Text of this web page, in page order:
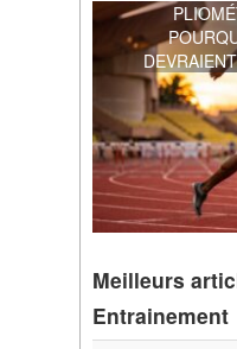
Meilleurs
Entrainement